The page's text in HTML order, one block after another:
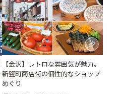
【金沢】レトロな雰囲気が魅力。
新竪町商店街の個性的なショップ
めぐり